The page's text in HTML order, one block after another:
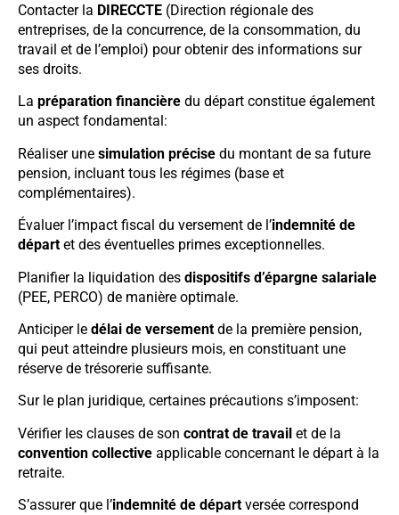
Contacter la DIRECCTE (Direction régionale des
entreprises, de la concurrence, de la consommation, du
travail et de l’emploi) pour obtenir des informations sur
ses droits.
La préparation financière du départ constitue également
un aspect fondamental:
Réaliser une simulation précise du montant de sa future
pension, incluant tous les régimes (base et
complémentaires).
Évaluer l’impact fiscal du versement de l’indemnité de
départ et des éventuelles primes exceptionnelles.
Planifier la liquidation des dispositifs d’épargne salariale
(PEE, PERCO) de manière optimale.
Anticiper le délai de versement de la première pension,
qui peut atteindre plusieurs mois, en constituant une
réserve de trésorerie suffisante.
Sur le plan juridique, certaines précautions s’imposent:
Vérifier les clauses de son contrat de travail et de la
convention collective applicable concernant le départ à la
retraite.
S’assurer que l’indemnité de départ versée correspond